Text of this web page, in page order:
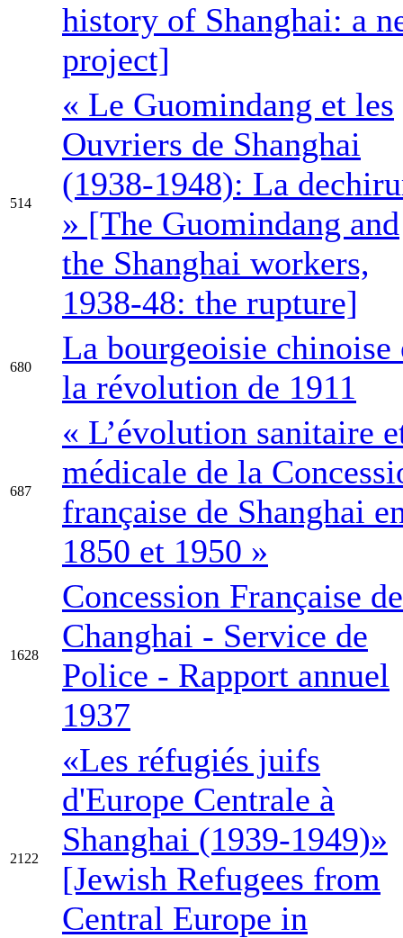
history of Shanghai: a
project]
514
« Le Guomindang et les
Ouvriers de Shanghai
(1938-1948): La
» [The Guomindang and
the Shanghai workers,
1938-48: the rupture]
680
La bourgeoisie chinoise
la révolution de 1911
687
« L’évolution sanitaire
médicale de la
française de Shanghai
1850 et 1950 »
1628
Concession Française de
Changhai - Service de
Police - Rapport annuel
1937
2122
«Les réfugiés juifs
d'Europe Centrale à
Shanghai (1939-1949)»
[Jewish Refugees from
Central Europe in